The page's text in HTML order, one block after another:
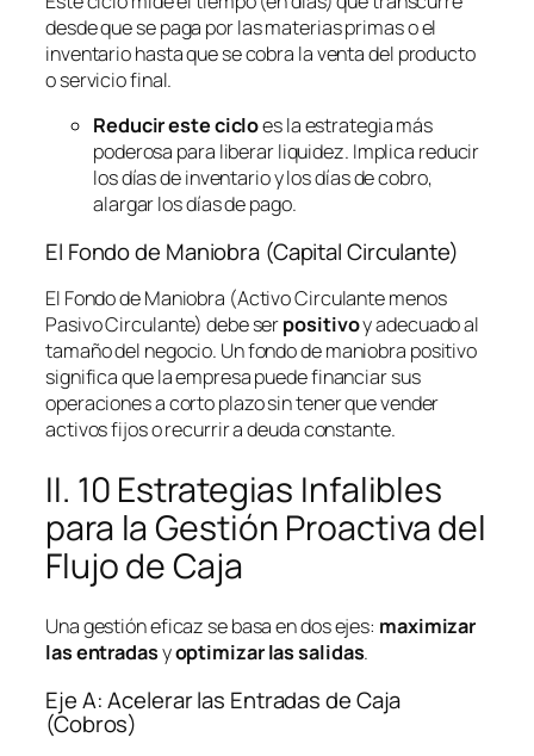
desde que se paga por las materias primas o el
inventario hasta que se cobra la venta del producto
o servicio final.
Reducir este cicloes la estrategia más
poderosa para liberar liquidez. Implica reducir
los días de inventario y los días de cobro,
alargar los días de pago.
El Fondo de Maniobra (Capital Circulante)
El Fondo de Maniobra (Activo Circulante menos
Pasivo Circulante) debe serpositivoy adecuado al
tamaño del negocio. Un fondo de maniobra positivo
significa que la empresa puede financiar sus
operaciones a corto plazo sin tener que vender
activos fijos o recurrir a deuda constante.
II. 10 Estrategias Infalibles
para la Gestión Proactiva del
Flujo de Caja
Una gestión eficaz se basa en dos ejes: maximizar
las entradasyoptimizar las salidas.
Eje A: Acelerar las Entradas de Caja
(Cobros)